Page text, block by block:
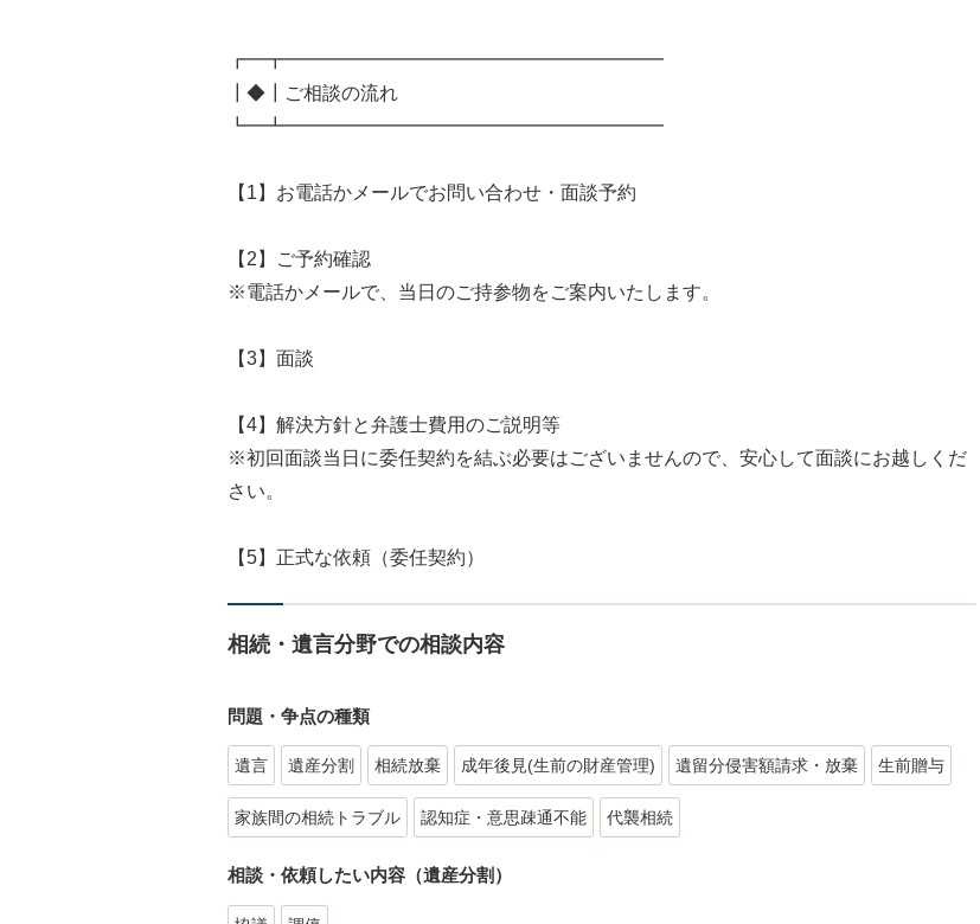
┏━┳━━━━━━━━━━━━━━━━━━━━
┃◆┃ご相談の流れ
┗━┻━━━━━━━━━━━━━━━━━━━━
【1】お電話かメールでお問い合わせ・面談予約
【2】ご予約確認
※電話かメールで、当日のご持参物をご案内いたします。
【3】面談
【4】解決方針と弁護士費用のご説明等
※初回面談当日に委任契約を結ぶ必要はございませんので、安心して面談にお越しくだ
さい。
【5】正式な依頼（委任契約）
相続・遺言分野での相談内容
問題・争点の種類
遺言 遺産分割 相続放棄 成年後見(生前の財産管理) 遺留分侵害額請求・放棄 生前贈与
家族間の相続トラブル 認知症・意思疎通不能 代襲相続
相談・依頼したい内容（遺産分割）